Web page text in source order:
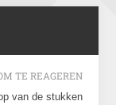
van de stukken
TE REAGEREN